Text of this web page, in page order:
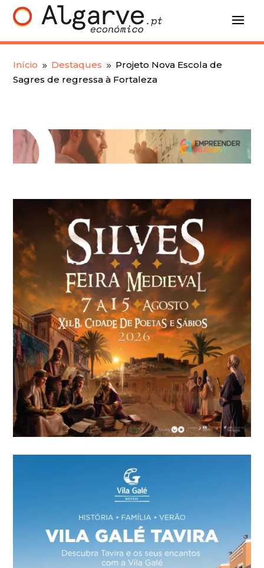
Início 9 Destaques 9 Projeto Nova Escola de
Sagres de regressa à Fortaleza